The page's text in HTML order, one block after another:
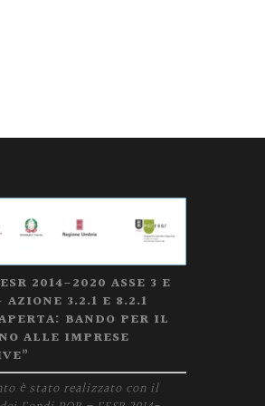
2014-2020 ASSE 3 E
AZIONE 3.2.1 E 8.2.1
BANDO PER IL
ALLE IMPRESE
è stato realizzato con il